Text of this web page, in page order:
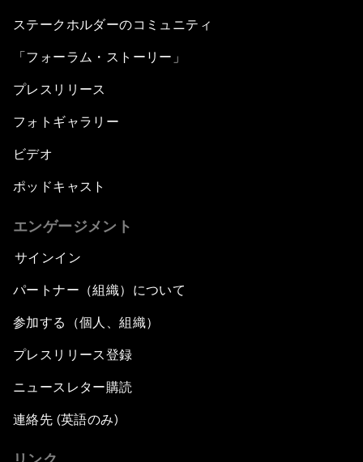
ステークホルダーのコミュニティ
「フォーラム・ストーリー」
プレスリリース
フォトギャラリー
ビデオ
ポッドキャスト
エンゲージメント
サインイン
パートナー（組織）について
参加する（個人、組織）
プレスリリース登録
ニュースレター購読
連絡先 (英語のみ)